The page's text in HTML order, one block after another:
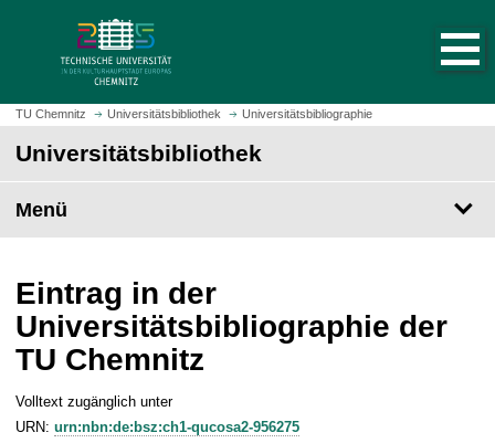
z
m
t
e
i
t
u
f
r
u
e
n
TU Chemnitz Universitätsbibliothek Universitätsbibliographie
Universitätsbibliothek
Menü
Eintrag in der
Universitätsbibliographie der
TU Chemnitz
Volltext zugänglich unter
URN: urn:nbn:de:bsz:ch1-qucosa2-956275